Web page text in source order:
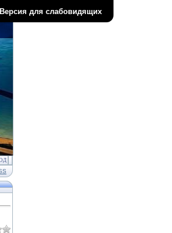
Версия для слабовидящих